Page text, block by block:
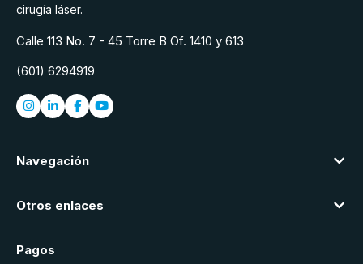
cirugía láser.
Calle 113 No. 7 - 45 Torre B Of. 1410 y 613
(601) 6294919
Navegación
Otros enlaces
Pagos